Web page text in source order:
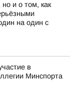
и о том, как
на один с
в
Минспорта